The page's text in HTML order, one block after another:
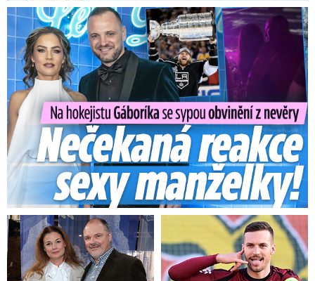
Na Gáboríka se sypou obvinění z nevěry: Reakce manželky!